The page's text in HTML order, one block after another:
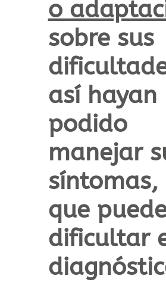
o
sobre sus
así hayan
podido
manejar
síntomas,
que
dificultar